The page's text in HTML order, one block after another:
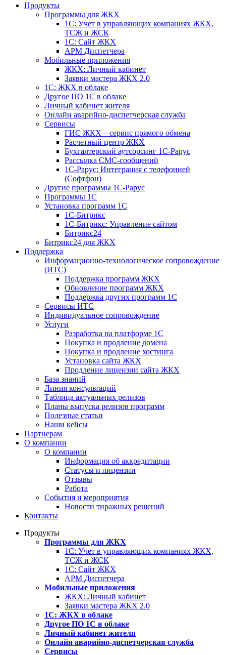
Продукты
Программы для ЖКХ
1С: Учет в управляющих компаниях ЖКХ,
ТСЖ и ЖСК
1С: Сайт ЖКХ
АРМ Диспетчера
Мобильные приложения
ЖКХ: Личный кабинет
Заявки мастера ЖКХ 2.0
1С: ЖКХ в облаке
Другое ПО 1С в облаке
Личный кабинет жителя
Онлайн аварийно-диспетчерская служба
Сервисы
ГИС ЖКХ – сервис прямого обмена
Расчетный центр ЖКХ
Бухгалтерский аутсорсинг 1С-Рарус
Рассылка СМС-сообщений
1С-Рарус: Интеграция с телефонией
(Софтфон)
Другие программы 1С-Рарус
Программы 1С
Установка программ 1С
1С-Битрикс
1С-Битрикс: Управление сайтом
Битрикс24
Битрикс24 для ЖКХ
Поддержка
Информационно-технологическое сопровождение
(ИТС)
Поддержка программ ЖКХ
Обновление программ ЖКХ
Поддержка других программ 1С
Сервисы ИТС
Индивидуальное сопровождение
Услуги
Разработка на платформе 1С
Покупка и продление домена
Покупка и продление хостинга
Установка сайта ЖКХ
Продление лицензии сайта ЖКХ
База знаний
Линия консультаций
Таблица актуальных релизов
Планы выпуска релизов программ
Полезные статьи
Наши кейсы
Партнерам
О компании
О компании
Информация об аккредитации
Статусы и лицензии
Отзывы
Работа
События и мероприятия
Новости тиражных решений
Контакты
Продукты
Программы для ЖКХ
1С: Учет в управляющих компаниях ЖКХ,
ТСЖ и ЖСК
1С: Сайт ЖКХ
АРМ Диспетчера
Мобильные приложения
ЖКХ: Личный кабинет
Заявки мастера ЖКХ 2.0
1С: ЖКХ в облаке
Другое ПО 1С в облаке
Личный кабинет жителя
Онлайн аварийно-диспетчерская служба
Сервисы